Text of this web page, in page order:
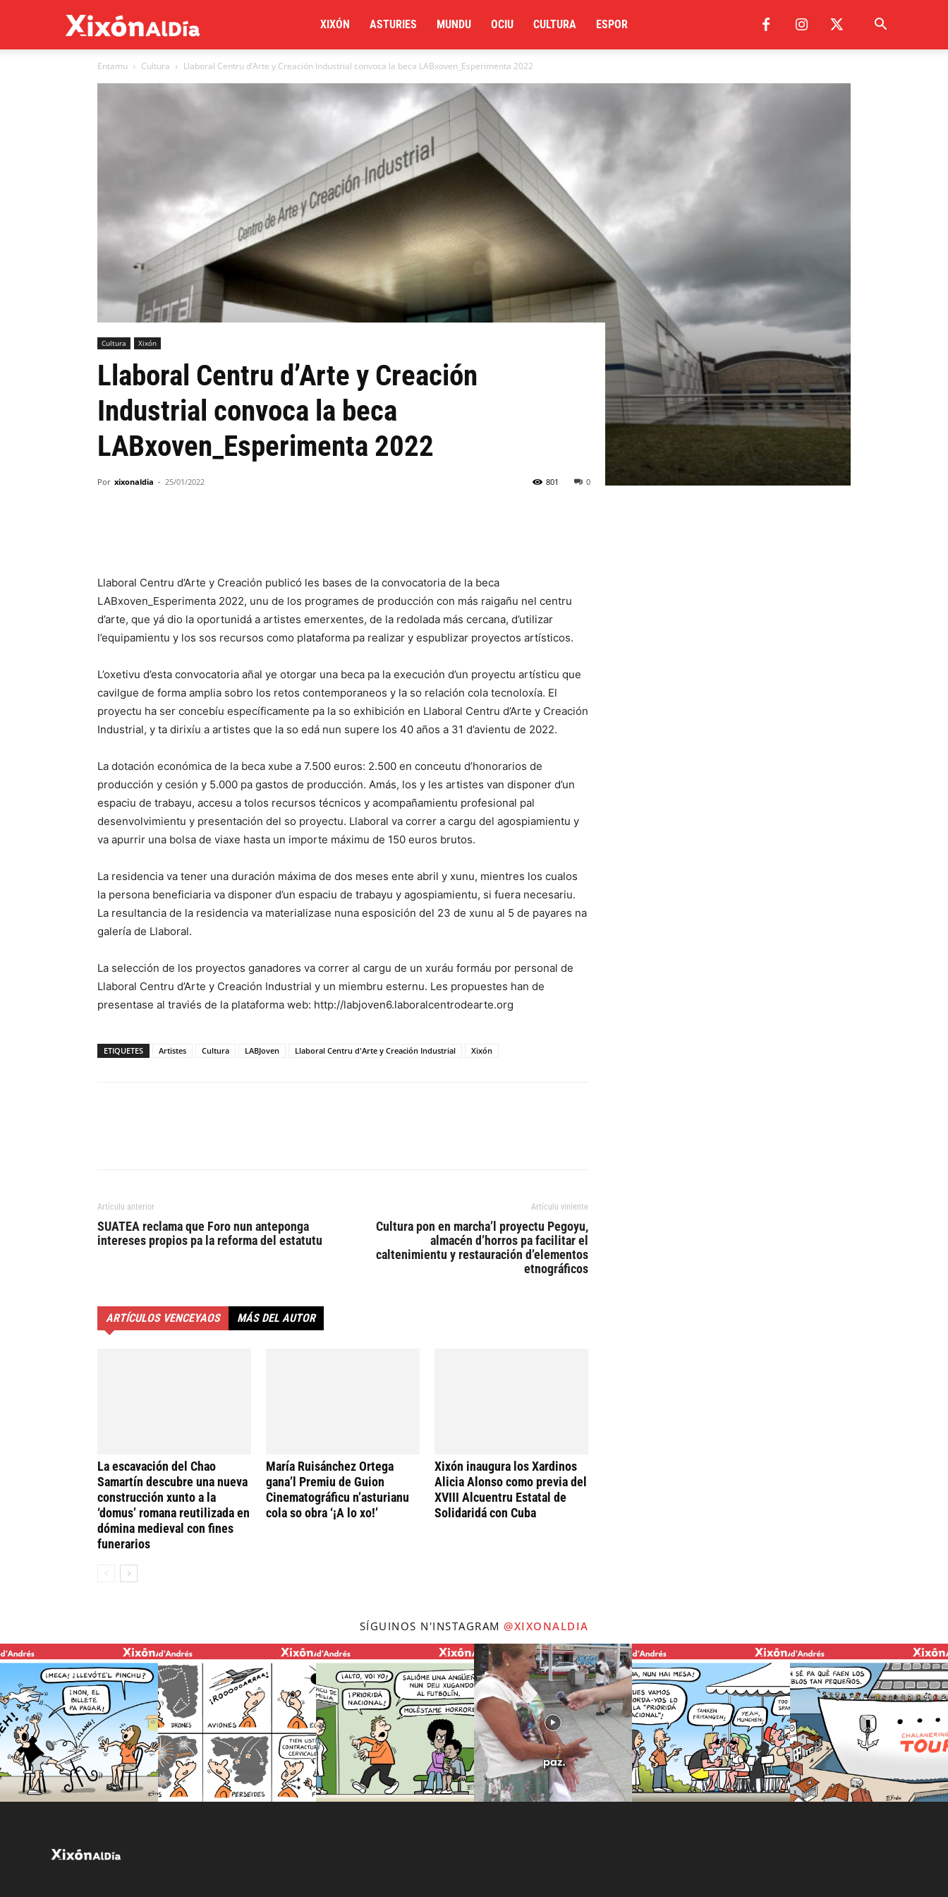
al
XIXÓN ASTURIES MUNDU OCIU CULTURA ESPOR
Entamu Cultura Llaboral Centru d’Arte y Creación Industrial convoca la beca LABxoven_Esperimenta 2022
Cultura Xixón
Llaboral Centru d’Arte y Creación
Industrial convoca la beca
LABxoven_Esperimenta 2022
Por xixonaldia - 25/01/2022 0
801
Llaboral Centru d’Arte y Creación publicó les bases de la convocatoria de la beca
LABxoven_Esperimenta 2022, unu de los programes de producción con más raigañu nel centru
d’arte, que yá dio la oportunidá a artistes emerxentes, de la redolada más cercana, d’utilizar
l’equipamientu y los sos recursos como plataforma pa realizar y espublizar proyectos artísticos.
L’oxetivu d’esta convocatoria añal ye otorgar una beca pa la execución d’un proyectu artísticu que
cavilgue de forma amplia sobro los retos contemporaneos y la so relación cola tecnoloxía. El
proyectu ha ser concebíu específicamente pa la so exhibición en Llaboral Centru d’Arte y Creación
Industrial, y ta dirixíu a artistes que la so edá nun supere los 40 años a 31 d’avientu de 2022.
La dotación económica de la beca xube a 7.500 euros: 2.500 en conceutu d’honorarios de
producción y cesión y 5.000 pa gastos de producción. Amás, los y les artistes van disponer d’un
espaciu de trabayu, accesu a tolos recursos técnicos y acompañamientu profesional pal
desenvolvimientu y presentación del so proyectu. Llaboral va correr a cargu del agospiamientu y
va apurrir una bolsa de viaxe hasta un importe máximu de 150 euros brutos.
La residencia va tener una duración máxima de dos meses ente abril y xunu, mientres los cualos
la persona beneficiaria va disponer d’un espaciu de trabayu y agospiamientu, si fuera necesariu.
La resultancia de la residencia va materializase nuna esposición del 23 de xunu al 5 de payares na
galería de Llaboral.
La selección de los proyectos ganadores va correr al cargu de un xuráu formáu por personal de
Llaboral Centru d’Arte y Creación Industrial y un miembru esternu. Les propuestes han de
presentase al traviés de la plataforma web: http://labjoven6.laboralcentrodearte.org
ETIQUETES Artistes Cultura LABJoven Llaboral Centru d'Arte y Creación Industrial Xixón
Artículu anterior
SUATEA reclama que Foro nun anteponga
intereses propios pa la reforma del estatutu
Artículu viniente
Cultura pon en marcha’l proyectu Pegoyu,
almacén d’horros pa facilitar el
caltenimientu y restauración d’elementos
etnográficos
ARTÍCULOS VENCEYAOS MÁS DEL AUTOR
La escavación del Chao
Samartín descubre una nueva
construcción xunto a la
‘domus’ romana reutilizada en
dómina medieval con fines
funerarios
María Ruisánchez Ortega
gana’l Premiu de Guion
Cinematográficu n’asturianu
cola so obra ‘¡A lo xo!’
Xixón inaugura los Xardinos
Alicia Alonso como previa del
XVIII Alcuentru Estatal de
Solidaridá con Cuba
SÍGUINOS N'INSTAGRAM @XIXONALDIA